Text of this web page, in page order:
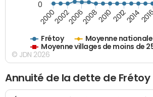
Frétoy
Moyenne nationale
Moyenne villages de moins de
2000200220062008201020122014
0
© JDN 2026
Annuité de la dette de Frétoy